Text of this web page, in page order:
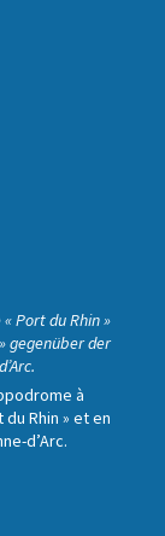
Port du Rhin »
gegenüber der
à
Rhin » et en
d’Arc.